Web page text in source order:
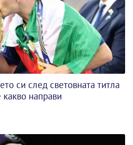
си след световната титла
направи